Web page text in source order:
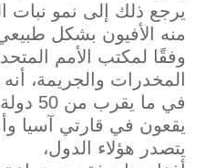
يرجع ذلك إلى نمو
منه الأفيون بشكل
وفقًا لمكتب الأمم
المخدرات والجريمة، أنه
في ما
يقعون في قارتي آسيا
يتصدر هؤلاء الدول،